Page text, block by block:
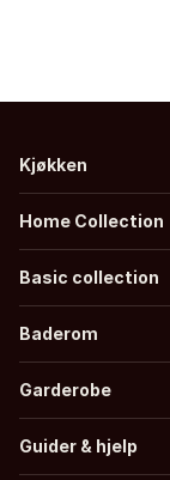
Kjøkken
Home Collection
Basic collection
Baderom
Garderobe
Guider & hjelp